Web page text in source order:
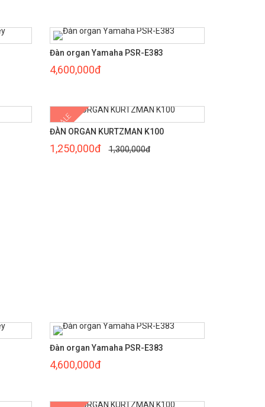
Đàn organ Yamaha PSR-E383
4,600,000đ
SALE
ĐÀN ORGAN KURTZMAN K100
1,250,000đ 1,300,000đ
Đàn organ Yamaha PSR-E383
4,600,000đ